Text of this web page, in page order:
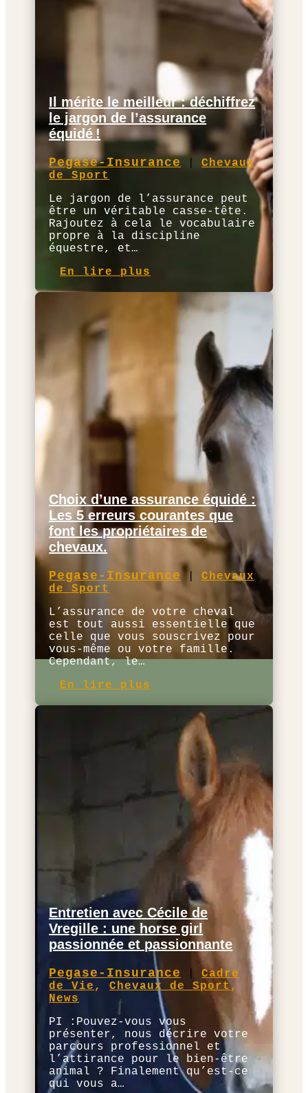
Il mérite le meilleur : déchiffrez
le jargon de l’assurance
équidé !
Pegase-Insurance
Chevaux
de Sport
Le jargon de l’assurance peut
être un véritable casse-tête.
Rajoutez à cela le vocabulaire
propre à la discipline
équestre, et…
En lire plus
Choix d’une assurance équidé :
Les 5 erreurs courantes que
font les propriétaires de
chevaux.
Pegase-Insurance
Chevaux
de Sport
L’assurance de votre cheval
est tout aussi essentielle que
celle que vous souscrivez pour
vous-même ou votre famille.
Cependant, le…
En lire plus
Entretien avec Cécile de
Vregille : une horse girl
passionnée et passionnante
Pegase-Insurance
Cadre
de Vie ,Chevaux de Sport,
News
PI :Pouvez-vous vous
présenter, nous décrire votre
parcours professionnel et
l’attirance pour le bien-être
animal ? Finalement qu’est-ce
qui vous a…